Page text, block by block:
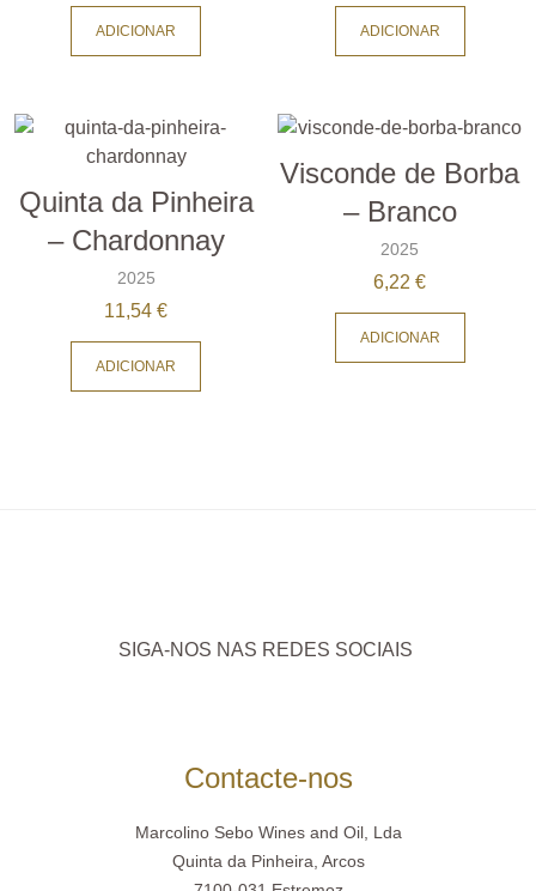
ADICIONAR ADICIONAR
Quinta da Pinheira
– Chardonnay
2025
11,54€
ADICIONAR
Visconde de Borba
– Branco
2025
6,22€
ADICIONAR
SIGA-NOS NAS REDES SOCIAIS
Contacte-nos
Marcolino Sebo Wines and Oil, Lda
Quinta da Pinheira, Arcos